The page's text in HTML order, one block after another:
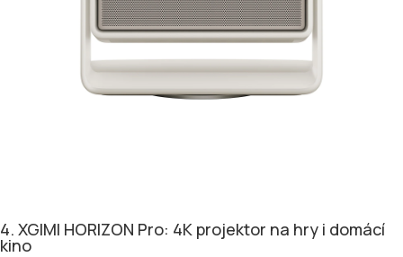
4. XGIMI HORIZON Pro: 4K projektor na hry i domácí
kino